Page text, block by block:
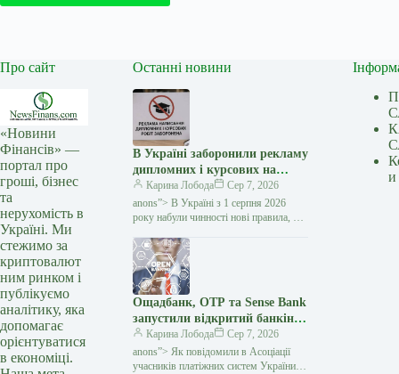
Про сайт
«Новини
Фінансів» —
портал про
гроші, бізнес
та
нерухомість в
Україні. Ми
стежимо за
криптовалют
ним ринком і
публікуємо
аналітику, яка
допомагає
орієнтуватися
в економіці.
Останні новини
В Україні заборонили рекламу
дипломних і курсових на
замовлення: кого стосуються
нові правила — Мінфін
Карина Лобода
Сер 7, 2026
anons”> В Україні з 1 серпня 2026
року набули чинності нові правила, які
з написання академічних робіт замість
студентів і…
Ощадбанк, OTP та Sense Bank
запустили відкритий банкінг:
що змінилося для клієнтів —
Мінфін
Карина Лобода
Сер 7, 2026
anons”> Як повідомили в Асоціації
учасників платіжних систем України
и